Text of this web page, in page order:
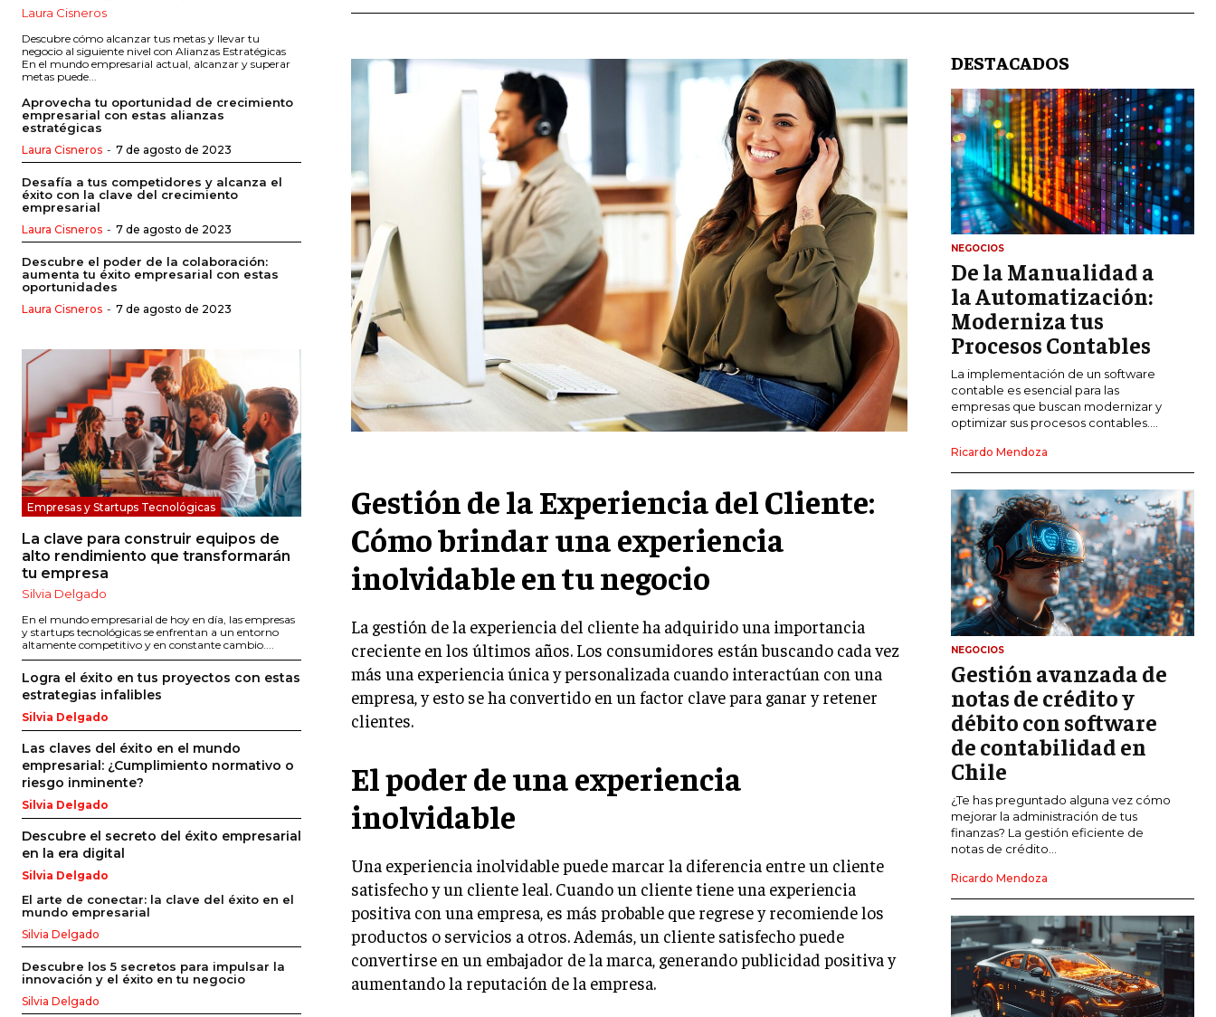
LIFESTYLE
MARKETING
ESTRATEGIAS DE MARKETING
AGENCIAS DE MARKETING
AGENCIAS DE POSICIONAMIENTO WEB
SEO
VENTA DE ENLACES
MARKETING DIGITAL
VENTAS Y PERSUASIÓN
GESTIÓN DE PRODUCTOS
COMUNICACIÓN CORPORATIVA
GESTIÓN DE MARCA
INVESTIGACIÓN DE MERCADO
ANÁLISIS DE COMPETENCIA
GESTIÓN DE CLIENTES
EMPRENDIMIENTO
INNOVACIÓN EMPRESARIAL
GESTIÓN DEL CAMBIO
LIDERAZGO
EMPRENDIMIENTO
PLANIFICACIÓN EMPRESARIAL
FINANZAS Y CONTABILIDAD
Laura Cisneros
Descubre cómo alcanzar tus metas y llevar tu
negocio al siguiente nivel con Alianzas Estratégicas
En el mundo empresarial actual, alcanzar y superar
metas puede...
Aprovecha tu oportunidad de crecimiento
empresarial con estas alianzas
estratégicas
Laura Cisneros - 7 de agosto de 2023
Desafía a tus competidores y alcanza el
éxito con la clave del crecimiento
empresarial
Laura Cisneros - 7 de agosto de 2023
Descubre el poder de la colaboración:
aumenta tu éxito empresarial con estas
oportunidades
Laura Cisneros - 7 de agosto de 2023
Empresas y Startups Tecnológicas
La clave para construir equipos de
alto rendimiento que transformarán
tu empresa
Silvia Delgado
En el mundo empresarial de hoy en día, las empresas
y startups tecnológicas se enfrentan a un entorno
altamente competitivo y en constante cambio....
Logra el éxito en tus proyectos con estas
estrategias infalibles
Silvia Delgado
Las claves del éxito en el mundo
empresarial: ¿Cumplimiento normativo o
riesgo inminente?
Silvia Delgado
Descubre el secreto del éxito empresarial
en la era digital
Silvia Delgado
El arte de conectar: la clave del éxito en el
mundo empresarial
Silvia Delgado
Descubre los 5 secretos para impulsar la
innovación y el éxito en tu negocio
Silvia Delgado
Gestión de la Experiencia del Cliente:
Cómo brindar una experiencia
inolvidable en tu negocio
La gestión de la experiencia del cliente ha adquirido una importancia
creciente en los últimos años. Los consumidores están buscando cada vez
más una experiencia única y personalizada cuando interactúan con una
empresa, y esto se ha convertido en un factor clave para ganar y retener
clientes.
El poder de una experiencia
inolvidable
Una experiencia inolvidable puede marcar la diferencia entre un cliente
satisfecho y un cliente leal. Cuando un cliente tiene una experiencia
positiva con una empresa, es más probable que regrese y recomiende los
productos o servicios a otros. Además, un cliente satisfecho puede
convertirse en un embajador de la marca, generando publicidad positiva y
aumentando la reputación de la empresa.
DESTACADOS
NEGOCIOS
De la Manualidad a
la Automatización:
Moderniza tus
Procesos Contables
La implementación de un software
contable es esencial para las
empresas que buscan modernizar y
optimizar sus procesos contables....
Ricardo Mendoza
NEGOCIOS
Gestión avanzada de
notas de crédito y
débito con software
de contabilidad en
Chile
¿Te has preguntado alguna vez cómo
mejorar la administración de tus
finanzas? La gestión eficiente de
notas de crédito...
Ricardo Mendoza